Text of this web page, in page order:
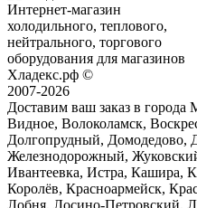
Интернет-магазин
холодильного, теплового,
нейтрального, торгового
оборудования для магазинов
Хладекс.рф ©
2007-2026
Доставим ваш заказ в города
Видное, Волоколамск,
Долгопрудный, Домодедово,
Железнодорожный,
Ивантеевка, Истра, Кашира,
Королёв, Красноармейск,
Лобня, Лосино-Петровский,